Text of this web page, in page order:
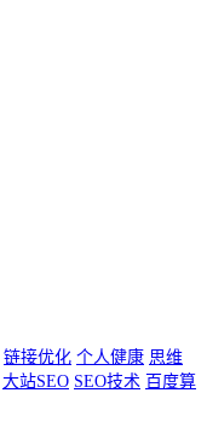
链接优化 个人健康 思维
大站SEO SEO技术 百度算